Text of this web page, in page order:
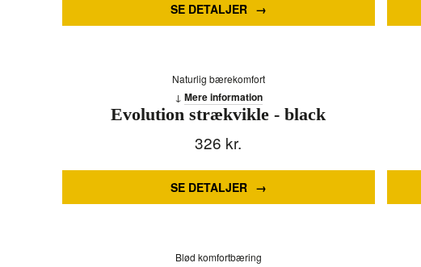
SE DETALJER
Naturlig bærekomfort
Evolution strækvikle - black
326 kr.
SE DETALJER
Mere information
Blød komfortbæring